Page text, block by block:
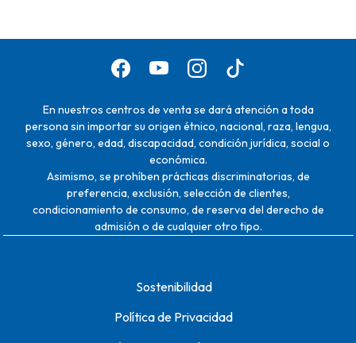
En nuestros centros de venta se dará atención a toda
persona sin importar su origen étnico, nacional, raza, lengua,
sexo, género, edad, discapacidad, condición jurídica, social o
económica.
Asimismo, se prohíben prácticas discriminatorias, de
preferencia, exclusión, selección de clientes,
condicionamiento de consumo, de reserva del derecho de
admisión o de cualquier otro tipo.
Sostenibilidad
Política de Privacidad